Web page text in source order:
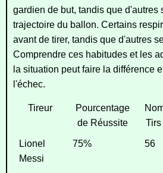
gardien de but, tandis que d'autres
trajectoire du ballon. Certains
avant de tirer, tandis que d'autres
Comprendre ces habitudes et les
la situation peut faire la différence
l'échec.
Tireur
Pourcentage
de Réussite
Lionel
Messi
75% 56